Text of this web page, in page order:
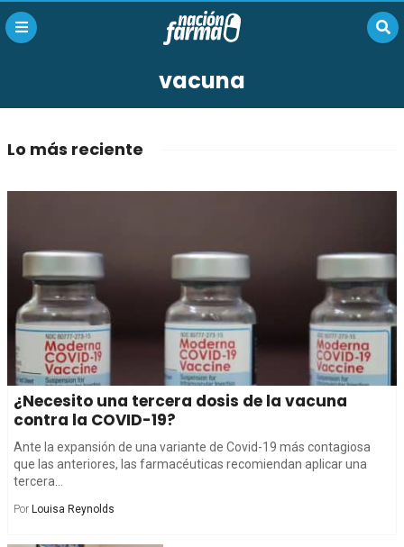
vacuna
Lo más reciente
¿Necesito una tercera dosis de la vacuna
contra la COVID-19?
Ante la expansión de una variante de Covid-19 más contagiosa
que las anteriores, las farmacéuticas recomiendan aplicar una
tercera...
Por Louisa Reynolds